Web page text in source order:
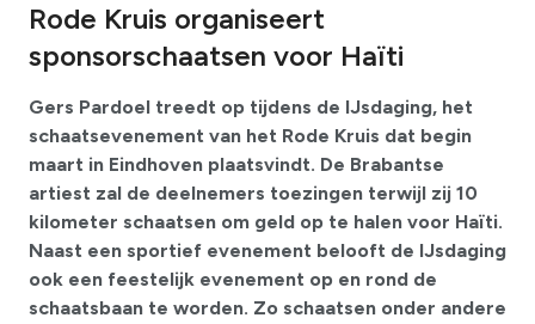
Rode Kruis organiseert
sponsorschaatsen voor Haïti
Gers Pardoel treedt op tijdens de IJsdaging, het
schaatsevenement van het Rode Kruis dat begin
maart in Eindhoven plaatsvindt. De Brabantse
artiest zal de deelnemers toezingen terwijl zij 10
kilometer schaatsen om geld op te halen voor Haïti.
Naast een sportief evenement belooft de IJsdaging
ook een feestelijk evenement op en rond de
schaatsbaan te worden. Zo schaatsen onder andere